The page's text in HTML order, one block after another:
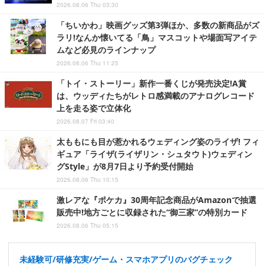
2026.08.06 Thu 03:30
「ちいかわ」映画グッズ第3弾ほか、多数の新商品がズ
ラリ!なんか懐いてる「鳥」マスコットや場面写アイテ
ムなど必見のラインナップ
2026.08.06 Thu 11:25
「トイ・ストーリー」新作一番くじが発売決定!A賞
は、ウッディたちがレトロ感満載のアナログレコード
上を走る姿で立体化
2026.08.07 Fri 03:40
太ももにも目が惹かれるウェディング姿のライザ! フィ
ギュア「ライザ(ライザリン・シュタウト)ウェディン
グStyle」が8月7日より予約受付開始
2026.08.06 Thu 10:15
激レアな『ポケカ』30周年記念商品がAmazonで抽選
販売中!地方ごとに収録された“御三家”の特別カード
2026.08.06 Thu 05:15
未経験可/研修充実/ゲーム・スマホアプリのバグチェック